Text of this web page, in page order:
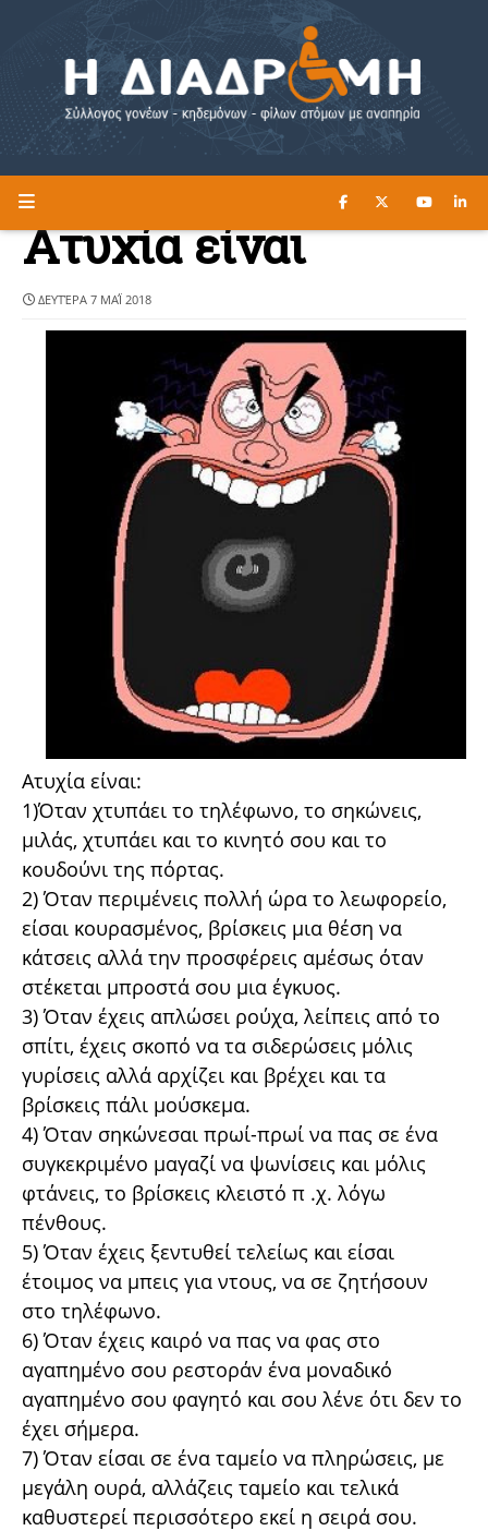
Η ΔΙΑΔΡΟΜΗ ΔΙΑΒΑΣΤΕ ΕΔΩ ►
Ατυχία είναι
ΔΕΥΤΈΡΑ 7 ΜΑΪ́ 2018
Ατυχία είναι:
1)Όταν χτυπάει το τηλέφωνο, το σηκώνεις,
μιλάς, χτυπάει και το κινητό σου και το
κουδούνι της πόρτας.
2) Όταν περιμένεις πολλή ώρα το λεωφορείο,
είσαι κουρασμένος, βρίσκεις μια θέση να
κάτσεις αλλά την προσφέρεις αμέσως όταν
στέκεται μπροστά σου μια έγκυος.
3) Όταν έχεις απλώσει ρούχα, λείπεις από το
σπίτι, έχεις σκοπό να τα σιδερώσεις μόλις
γυρίσεις αλλά αρχίζει και βρέχει και τα
βρίσκεις πάλι μούσκεμα.
4) Όταν σηκώνεσαι πρωί-πρωί να πας σε ένα
συγκεκριμένο μαγαζί να ψωνίσεις και μόλις
φτάνεις, το βρίσκεις κλειστό π .χ. λόγω
πένθους.
5) Όταν έχεις ξεντυθεί τελείως και είσαι
έτοιμος να μπεις για ντους, να σε ζητήσουν
στο τηλέφωνο.
6) Όταν έχεις καιρό να πας να φας στο
αγαπημένο σου ρεστοράν ένα μοναδικό
αγαπημένο σου φαγητό και σου λένε ότι δεν το
έχει σήμερα.
7) Όταν είσαι σε ένα ταμείο να πληρώσεις, με
μεγάλη ουρά, αλλάζεις ταμείο και τελικά
καθυστερεί περισσότερο εκεί η σειρά σου.